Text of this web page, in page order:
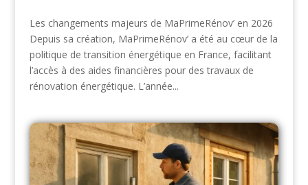
Les changements majeurs de MaPrimeRénov’ en 2026
Depuis sa création, MaPrimeRénov’ a été au cœur de la
politique de transition énergétique en France, facilitant
l’accès à des aides financières pour des travaux de
rénovation énergétique. L’année...